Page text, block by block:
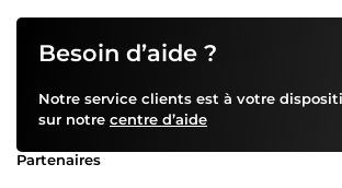
Besoin d’aide ?
Notre service clients est à votre
sur notre centre d’aide
Partenaires